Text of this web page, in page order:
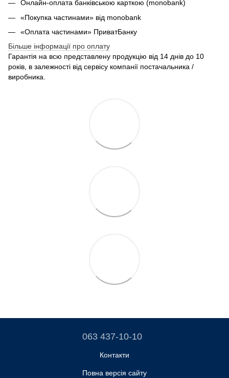
Онлайн-оплата банківською карткою (monobank)
«Покупка частинами» від monobank
«Оплата частинами» ПриватБанку
Більше інформації про оплату
Гарантія на всю представлену продукцію від 14 днів до 10
років, в залежності від сервісу компанії постачальника /
виробника.
063 437-10-10
Контакти
Повна версія сайту